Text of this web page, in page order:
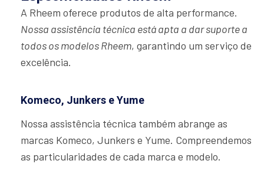
A Rheem oferece produtos de alta performance.
Nossa assistência técnica está apta a dar suporte a
todos os modelos Rheem, garantindo um serviço de
excelência.
Komeco, Junkers e Yume
Nossa assistência técnica também abrange as
marcas Komeco, Junkers e Yume. Compreendemos
as particularidades de cada marca e modelo.